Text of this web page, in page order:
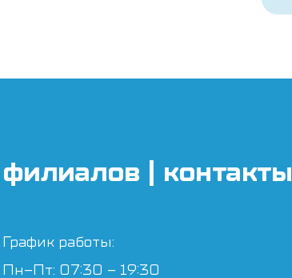
| контакты
График работы:
Пн–Пт: 07:30 – 19:30